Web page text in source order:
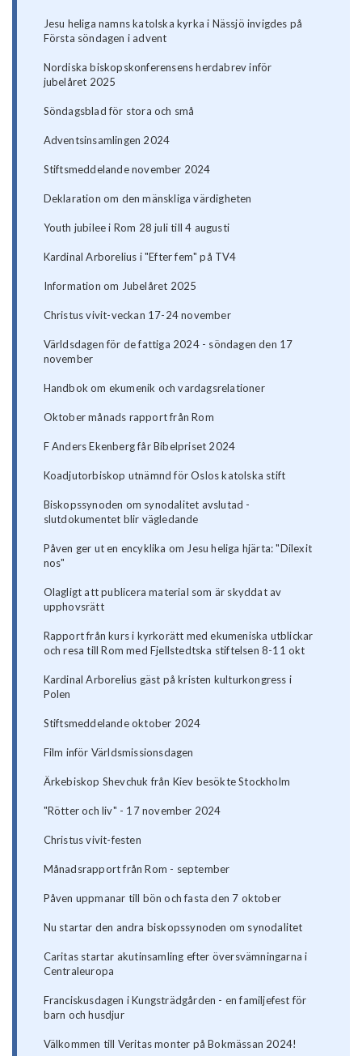
Jesu heliga namns katolska kyrka i Nässjö invigdes på
Första söndagen i advent
Nordiska biskopskonferensens herdabrev inför
jubelåret 2025
Söndagsblad för stora och små
Adventsinsamlingen 2024
Stiftsmeddelande november 2024
Deklaration om den mänskliga värdigheten
Youth jubilee i Rom 28 juli till 4 augusti
Kardinal Arborelius i "Efter fem" på TV4
Information om Jubelåret 2025
Christus vivit-veckan 17-24 november
Världsdagen för de fattiga 2024 - söndagen den 17
november
Handbok om ekumenik och vardagsrelationer
Oktober månads rapport från Rom
F Anders Ekenberg får Bibelpriset 2024
Koadjutorbiskop utnämnd för Oslos katolska stift
Biskopssynoden om synodalitet avslutad -
slutdokumentet blir vägledande
Påven ger ut en encyklika om Jesu heliga hjärta: "Dilexit
nos"
Olagligt att publicera material som är skyddat av
upphovsrätt
Rapport från kurs i kyrkorätt med ekumeniska utblickar
och resa till Rom med Fjellstedtska stiftelsen 8-11 okt
Kardinal Arborelius gäst på kristen kulturkongress i
Polen
Stiftsmeddelande oktober 2024
Film inför Världsmissionsdagen
Ärkebiskop Shevchuk från Kiev besökte Stockholm
"Rötter och liv" - 17 november 2024
Christus vivit-festen
Månadsrapport från Rom - september
Påven uppmanar till bön och fasta den 7 oktober
Nu startar den andra biskopssynoden om synodalitet
Caritas startar akutinsamling efter översvämningarna i
Centraleuropa
Franciskusdagen i Kungsträdgården - en familjefest för
barn och husdjur
Välkommen till Veritas monter på Bokmässan 2024!